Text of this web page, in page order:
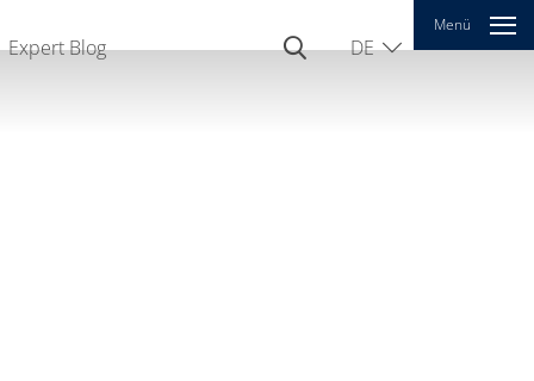
Expert Blog DE
Menü